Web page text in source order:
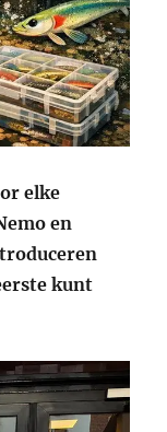
elke
en
kunt